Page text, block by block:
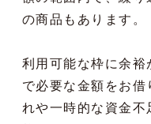
の商品もあります。
利用可能な枠に余裕
で必要な金額をお借
れや一時的な資金